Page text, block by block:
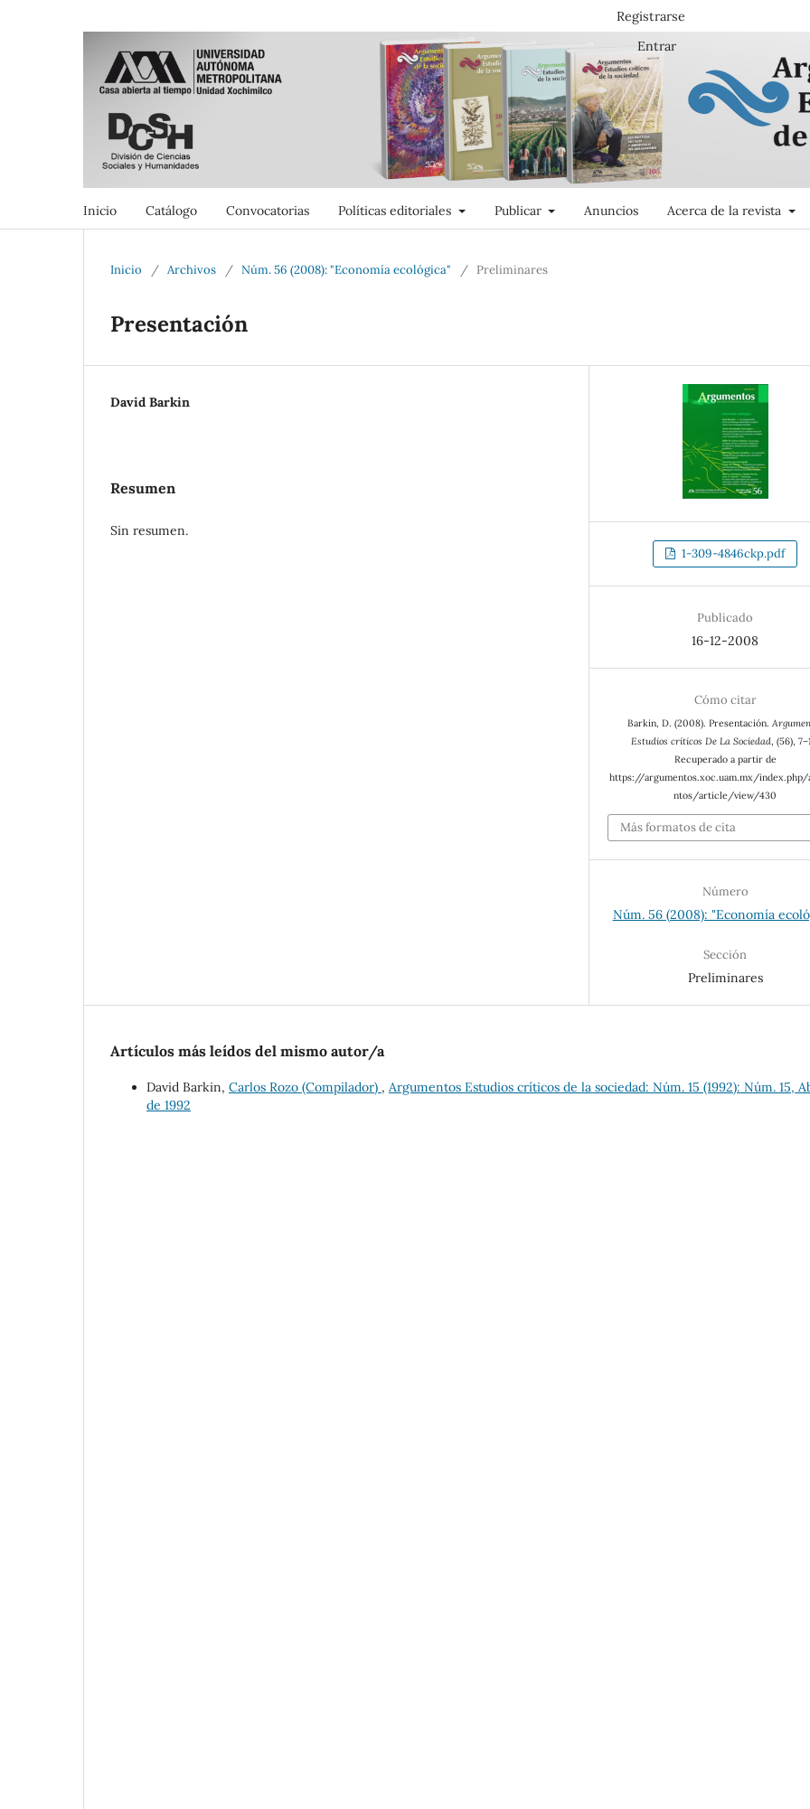
Inicio Catálogo Convocatorias Políticas editoriales Publicar Anuncios Acerca de la revista
Registrarse
Entrar
Inicio / Archivos / Núm. 56 (2008): "Economía ecológica" / Preliminares
Presentación
David Barkin
Resumen
Sin resumen.
1-309-4846ckp.pdf
Publicado
16-12-2008
Cómo citar
Barkin, D. (2008). Presentación.
Estudios críticos De La Sociedad, (56),
Recuperado a partir de
https://argumentos.xoc.uam.mx/index.php/
ntos/article/view/430
Más formatos de cita
Número
Núm. 56 (2008): "Economía
Sección
Preliminares
Artículos más leídos del mismo autor/a
David Barkin, Carlos Rozo (Compilador) , Argumentos Estudios críticos de la sociedad: Núm. 15 (1992): Núm. 15,
de 1992